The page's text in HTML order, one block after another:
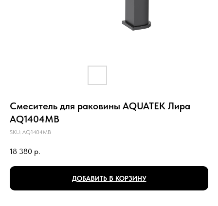
Смеситель для раковины AQUATEK Лира
AQ1404MB
SKU: AQ1404MB
18 380 р.
ДОБАВИТЬ В КОРЗИНУ